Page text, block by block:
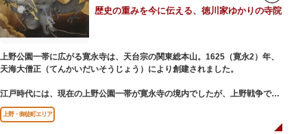
江戸後期には、学問の神様である菅原道真公も回向院より遷され、境内にあ
る末社を含めて15柱もの神様が祀られています。俳優の渥美清が願をかけた
神社としても知られ、映画「男はつらいよ」で寅さんが首にかけているお守
りは、ここ小野照崎神社のものです。
歴史の重みを今に伝える、徳川家ゆかりの寺院
上野公園一帯に広がる寛永寺は、天台宗の関東総本山。1625（寛永2）年、
天海大僧正（てんかいだいそうじょう）により創建されました。
江戸時代には、現在の上野公園一帯が寛永寺の境内でしたが、上野戦争でそ
の多くを焼失。現在は根本中堂をはじめ開山堂（両大師）、不忍池辯天堂、
上野大仏（パゴダ）、輪王殿などの建造物が上野公園とその周辺に点在して
います。戦火を免れた輪王寺門跡御本坊表門、徳川将軍霊廟勅額門など重要
上野・御徒町エリア